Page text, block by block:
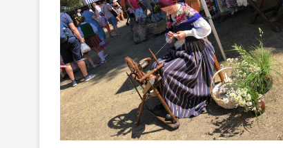
ね
る
旅〜
vol.10
リ
ト
ア
ニ
ア
へ